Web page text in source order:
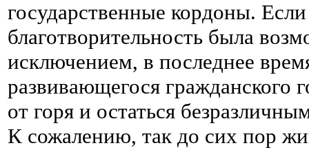
государственные кордоны.
благотворительность была
исключением, в последнее
развивающегося гражданского
от горя и остаться
К сожалению, так до сих пор